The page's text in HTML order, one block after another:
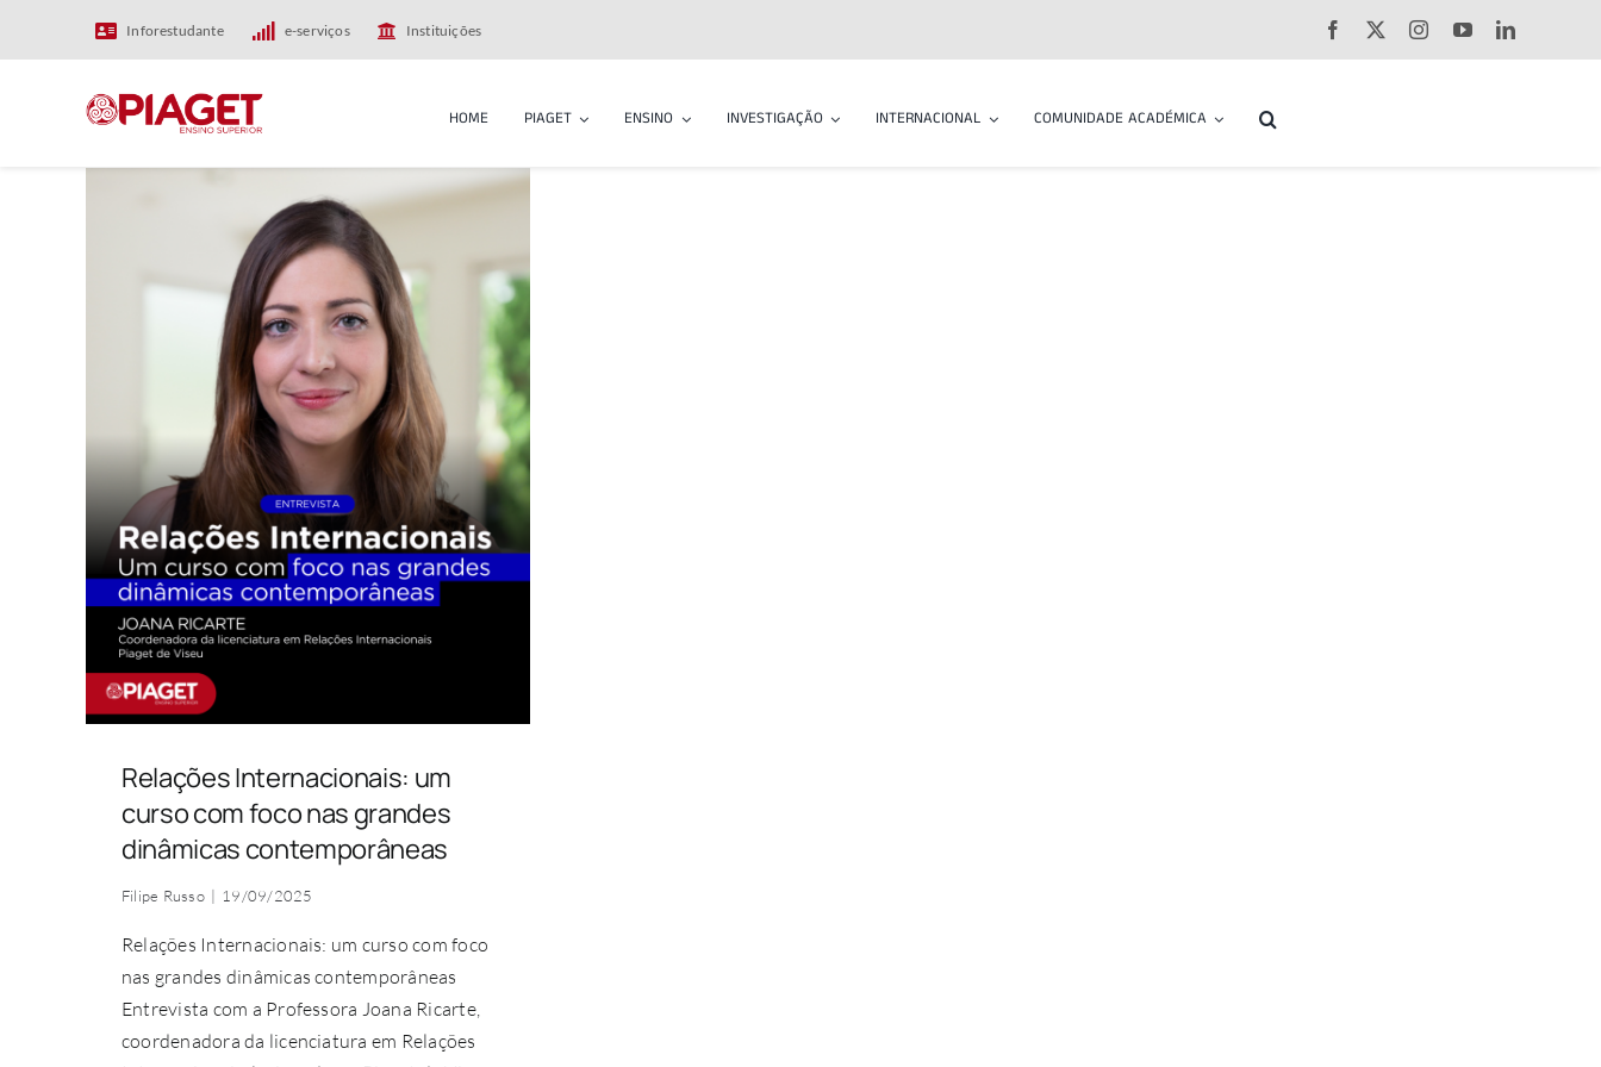
Inforestudante e-serviços Instituições
HOME PIAGET ENSINO INVESTIGAÇÃO INTERNACIONAL COMUNIDADE ACADÉMICA
Relações Internacionais: um
curso com foco nas grandes
dinâmicas contemporâneas
Filipe Russo | 19/09/2025
Relações Internacionais: um curso com foco
nas grandes dinâmicas contemporâneas
Entrevista com a Professora Joana Ricarte,
coordenadora da licenciatura em Relações